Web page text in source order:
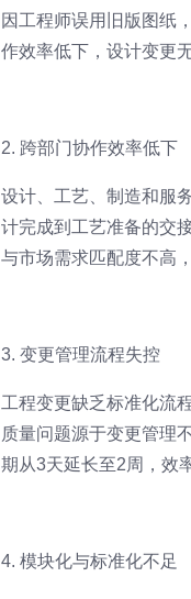
因工程师误用旧版图纸
作效率低下，设计变更
2. 跨部门协作效率低下
设计、工艺、制造和服
计完成到工艺准备的交
与市场需求匹配度不高
3. 变更管理流程失控
工程变更缺乏标准化流
质量问题源于变更管理
期从3天延长至2周，效
4. 模块化与标准化不足